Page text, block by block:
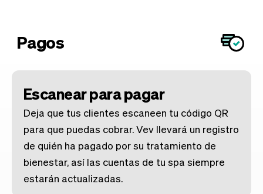
Pagos
Escanear para pagar
Deja que tus clientes escaneen tu código QR
para que puedas cobrar. Vev llevará un registro
de quién ha pagado por su tratamiento de
bienestar, así las cuentas de tu spa siempre
estarán actualizadas.